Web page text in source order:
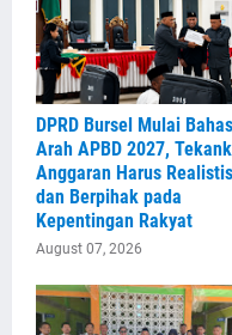
DPRD Bursel Mulai Bahas
Arah APBD 2027,
Anggaran Harus Realistis
dan Berpihak pada
Kepentingan Rakyat
August 07, 2026